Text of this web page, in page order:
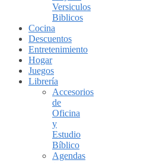
Versiculos
Biblicos
Cocina
Descuentos
Entretenimiento
Hogar
Juegos
Librería
Accesorios
de
Oficina
y
Estudio
Bíblico
Agendas